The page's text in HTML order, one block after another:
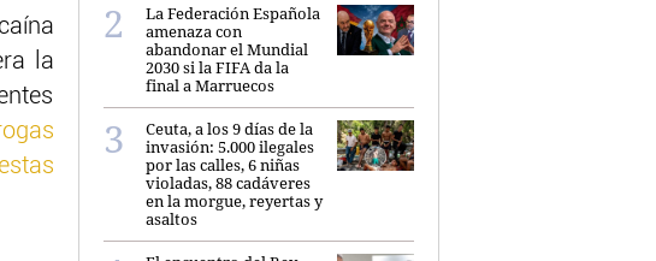
la
La Federación Española
amenaza con
abandonar el Mundial
2030 si la FIFA da la
final a Marruecos
Ceuta, a los 9 días de la
invasión: 5.000 ilegales
por las calles, 6 niñas
violadas, 88 cadáveres
en la morgue, reyertas y
asaltos